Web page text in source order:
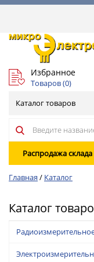
Избранное
Товаров (0)
Каталог товаров
Распродажа склада
Главная / Каталог
Каталог